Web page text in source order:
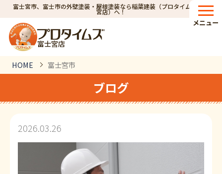
富士宮市、富士市の外壁塗装・屋根塗装なら稲葉建装（プロタイムズ富士
宮店）へ！
富士宮店
メニュー
HOME 富士宮市
ブログ
2026.03.26